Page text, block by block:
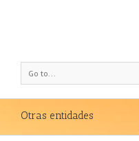
Go to...
Otras entidades